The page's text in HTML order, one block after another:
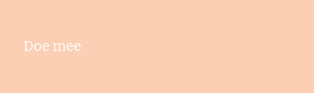
Doe mee